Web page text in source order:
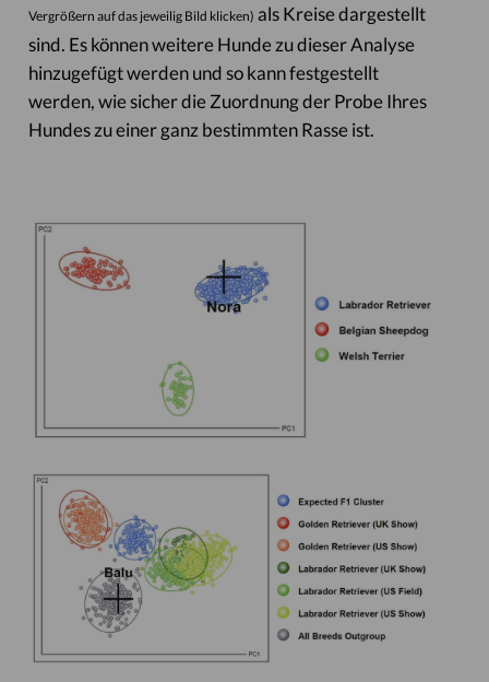
Vergrößern auf das jeweilig Bild klicken) als Kreise dargestellt
sind. Es können weitere Hunde zu dieser Analyse
hinzugefügt werden und so kann festgestellt
werden, wie sicher die Zuordnung der Probe Ihres
Hundes zu einer ganz bestimmten Rasse ist.